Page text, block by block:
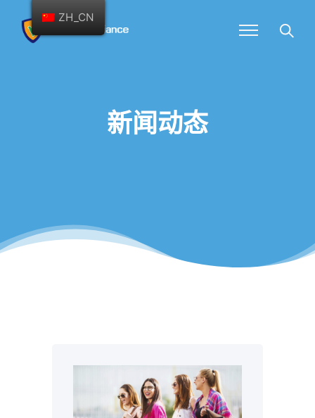
新闻动态
ZH_CN